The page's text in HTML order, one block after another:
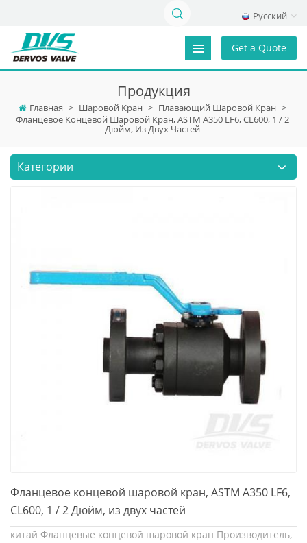
Русский
Get a Quote
Продукция
Главная > Шаровой Кран > Плавающий Шаровой Кран >
Фланцевое Концевой Шаровой Кран, ASTM A350 LF6, CL600, 1 / 2
Дюйм, Из Двух Частей
Категории
Фланцевое концевой шаровой кран, ASTM A350 LF6,
CL600, 1 / 2 Дюйм, из двух частей
китай Фланцевые концевой шаровой кран Производитель,